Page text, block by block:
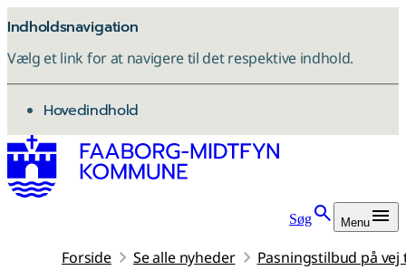
Indholdsnavigation
Vælg et link for at navigere til det respektive indhold.
gå til
Hovedindhold
Søg Menu
Forside Se alle nyheder Pasningstilbud på